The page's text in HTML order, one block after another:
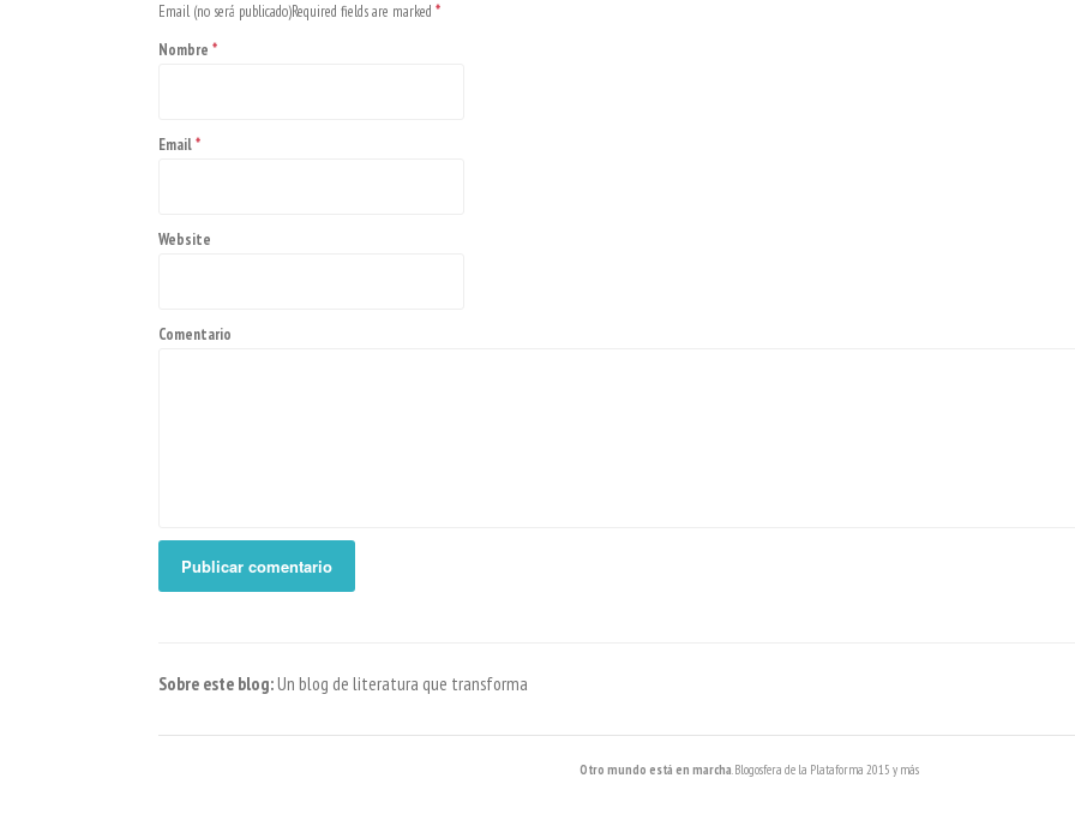
Email (no será publicado)Required fields are marked *
Nombre *
Email*
Website
Comentario
Sobre este blog:Un blog de literatura que transforma
Otro mundo está en marcha. Blogosfera de la Plataforma 2015 y más